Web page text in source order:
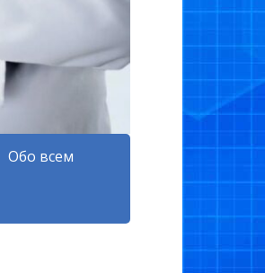
Обо всем